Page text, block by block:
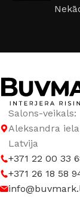
Salons-veikals:
Aleksandra iela
Latvija
+371 22 00 33
+371 26 18 58